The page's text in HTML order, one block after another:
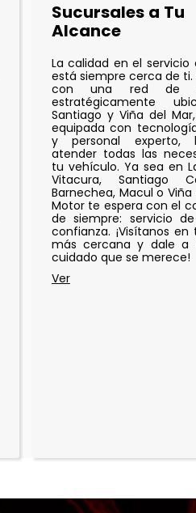
Sucursales a Tu
Alcance
La calidad en el servicio
está siempre cerca de
con una red de
estratégicamente
Santiago y Viña del
equipada con
y personal experto,
atender todas las
tu vehículo. Ya sea en
Vitacura, Santiago
Barnechea, Macul o Viña
Motor te espera con el
de siempre: servicio
confianza. ¡Visítanos en
más cercana y dale a
cuidado que se merece!